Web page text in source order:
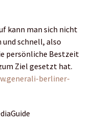
kann man sich nicht
schnell, also
persönliche Bestzeit
Ziel gesetzt hat.
berliner-